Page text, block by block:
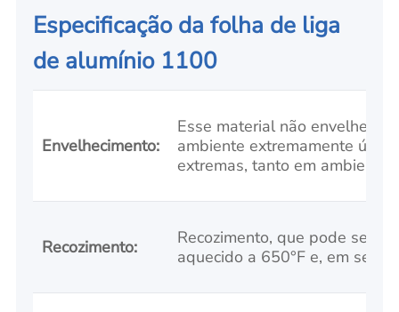
Especificação da folha de liga
de alumínio 1100
Envelhecimento:
Esse material não
ambiente extremamente
extremas, tanto em
Recozimento:
Recozimento, que pode ser
aquecido a 650°F e, em